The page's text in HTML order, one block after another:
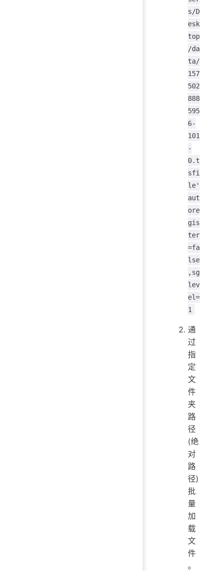
s/D
esk
top
/da
ta/
157
502
888
595
6-
101
-
0.t
sfi
le'
aut
ore
gis
ter
=fa
lse
,sg
lev
el=
1
通
过
指
定
文
件
夹
路
径
(绝
对
路
径)
批
量
加
载
文
件
。